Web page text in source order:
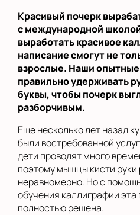
Красивый почерк
с международной
выработать красивое
написание смогут не
взрослые. Наши опытные
правильно удерживать
буквы, чтобы почерк
разборчивым.
Еще несколько лет назад
были востребованной
дети проводят много
поэтому мышцы кисти руки
неравномерно. Но с
обучения каллиграфии
полностью решена.